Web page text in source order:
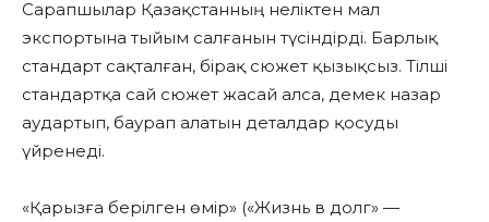
Сарапшылар Қазақстанның неліктен мал
экспортына тыйым салғанын түсіндірді. Барлық
стандарт сақталған, бірақ сюжет қызықсыз. Тілші
стандартқа сай сюжет жасай алса, демек назар
аудартып, баурап алатын деталдар қосуды
үйренеді.
«Қарызға берілген өмір» («Жизнь в долг» —